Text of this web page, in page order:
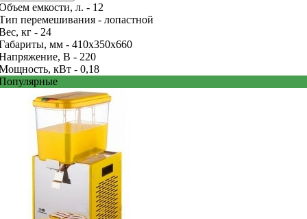
емкости, л. - 12
перемешивания - лопастной
кг - 24
мм - 410x350x660
В - 220
кВт - 0,18